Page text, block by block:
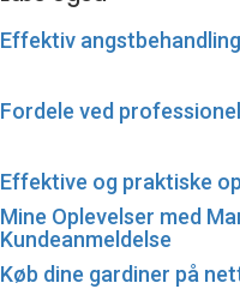
Effektiv
Fordele ved
Effektive og praktiske
Mine Oplevelser med
Kundeanmeldelse
Køb dine gardiner på